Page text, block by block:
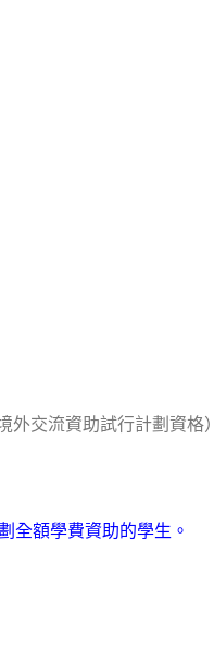
外交流資助試行計劃資格）
全額學費資助的學生。